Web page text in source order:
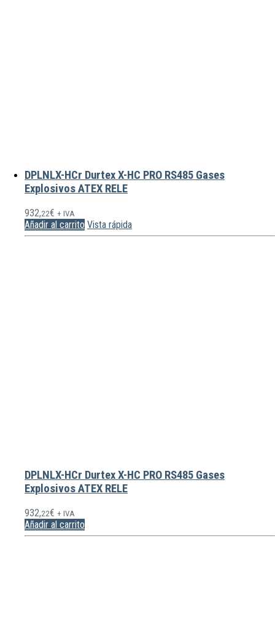
DPLNLX-HCr Durtex X-HC PRO RS485 Gases
Explosivos ATEX RELE
932,22€ + IVA
Añadir al carrito Vista rápida
DPLNLX-HCr Durtex X-HC PRO RS485 Gases
Explosivos ATEX RELE
932,22€ + IVA
Añadir al carrito